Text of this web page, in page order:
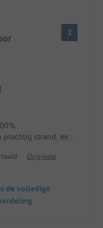
2
prachtig strand, een
- klinkt dat
op de camping
komt omdat
Originele
de volledige